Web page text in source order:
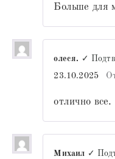
Больше для
олеся. ✓
23.10.2025
отлично все.
Михаил ✓